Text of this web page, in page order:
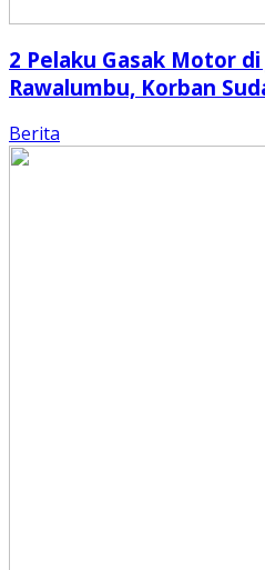
2 Pelaku Gasak Motor
Rawalumbu, Korban
Berita